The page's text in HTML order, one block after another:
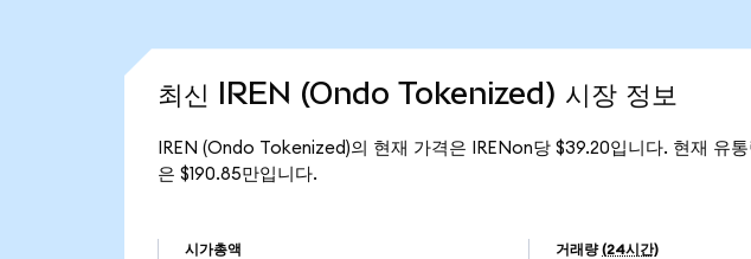
최신 IREN (Ondo Tokenized) 시장 정보
IREN (Ondo Tokenized)의 현재 가격은 IRENon당 $39.20입니다. 현재 유
은 $190.85만입니다.
시가총액 거래량 (24시간)